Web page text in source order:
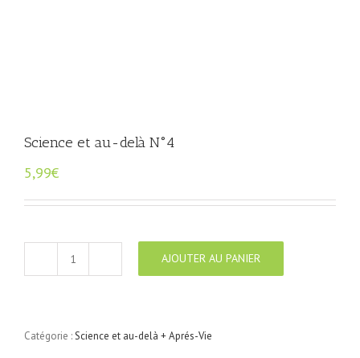
Science et au-delà N°4
5,99€
quantité
de
delà
AJOUTER AU PANIER
Catégorie :Science et au-delà + Aprés-Vie